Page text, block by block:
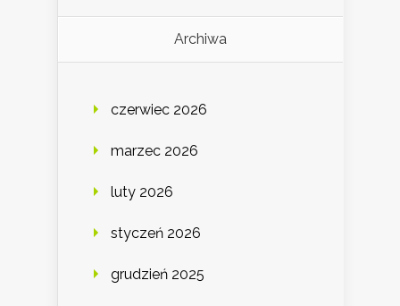
Archiwa
czerwiec 2026
marzec 2026
luty 2026
styczeń 2026
grudzień 2025